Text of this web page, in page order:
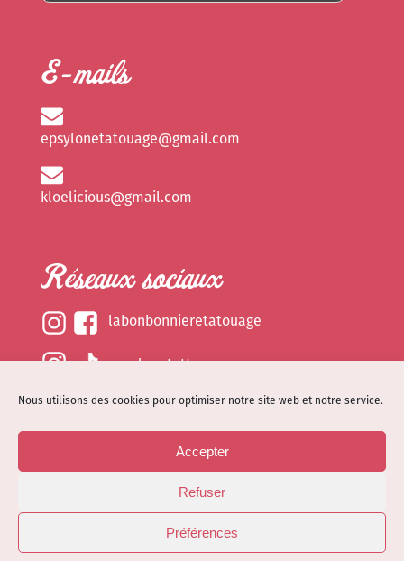
Nous utilisons des cookies pour optimiser notre site web et notre service.
Accepter
Refuser
Préférences
E-mails
epsylonetatouage@gmail.com
kloelicious@gmail.com
Réseaux sociaux
labonbonnieretatouage
epsylonetattoo
kloelicious_
Mentions légales
Politique de cookies (EU)
© Site web réalisé parDénode- Illustrations par
Kloelicioustattoo tous droits réservés